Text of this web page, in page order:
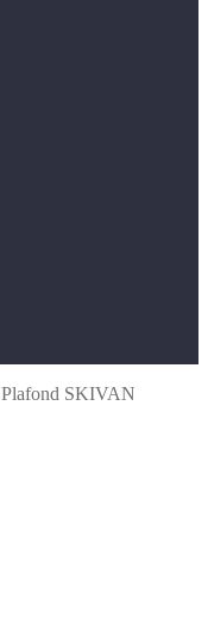
Plafond SKIVAN